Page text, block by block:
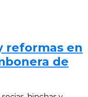
reformas en
de